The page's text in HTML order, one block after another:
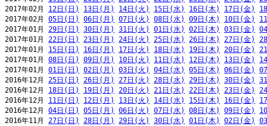
2017年02月 12日(日) 13日(月) 14日(火) 15日(水) 16日(木) 17日(金)
2017年02月 05日(日) 06日(月) 07日(火) 08日(水) 09日(木) 10日(金)
2017年01月 29日(日) 30日(月) 31日(火) 01日(水) 02日(木) 03日(金)
2017年01月 22日(日) 23日(月) 24日(火) 25日(水) 26日(木) 27日(金)
2017年01月 15日(日) 16日(月) 17日(火) 18日(水) 19日(木) 20日(金)
2017年01月 08日(日) 09日(月) 10日(火) 11日(水) 12日(木) 13日(金)
2017年01月 01日(日) 02日(月) 03日(火) 04日(水) 05日(木) 06日(金)
2016年12月 25日(日) 26日(月) 27日(火) 28日(水) 29日(木) 30日(金)
2016年12月 18日(日) 19日(月) 20日(火) 21日(水) 22日(木) 23日(金)
2016年12月 11日(日) 12日(月) 13日(火) 14日(水) 15日(木) 16日(金)
2016年12月 04日(日) 05日(月) 06日(火) 07日(水) 08日(木) 09日(金)
2016年11月 27日(日) 28日(月) 29日(火) 30日(水) 01日(木) 02日(金)